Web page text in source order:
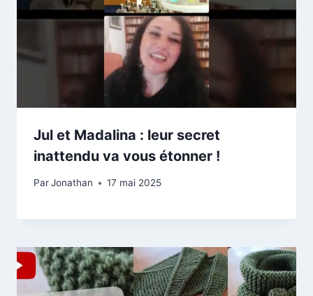
Jul et Madalina : leur secret
inattendu va vous étonner !
ParJonathan 17 mai 2025